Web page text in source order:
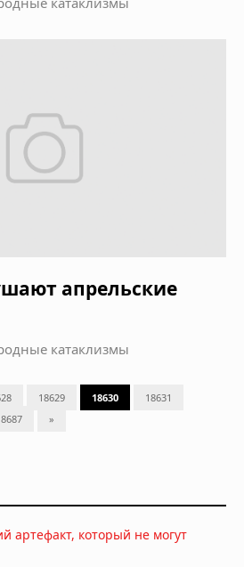
апрельские
катаклизмы
18629 18630
18631
»
артефакт, который не могут